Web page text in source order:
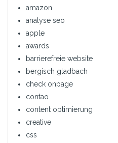
amazon
analyse seo
apple
awards
barrierefreie website
bergisch gladbach
check onpage
contao
content optimierung
creative
css